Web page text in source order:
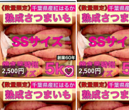
2,500円 いいね！
2,500円